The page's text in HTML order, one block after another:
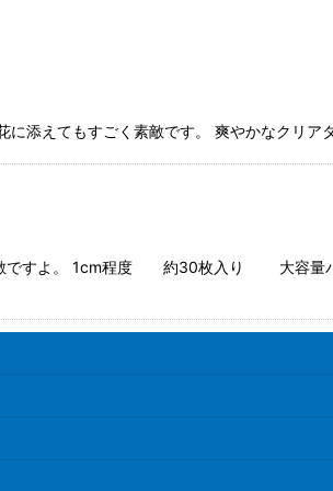
に添えてもすごく素敵です。 爽やかなクリア
素敵ですよ。 1cm程度 約30枚入り 大容